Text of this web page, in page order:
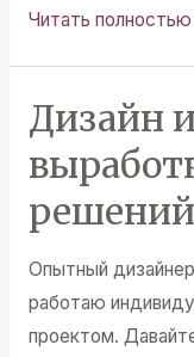
Дизайн
специалиста
Читать полностью
Дизайн
решений
Опытный
работаю
проектом.